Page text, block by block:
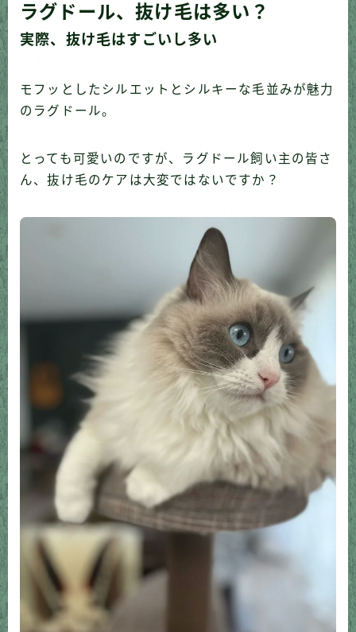
ラグドール、抜け毛は多い？
実際、抜け毛はすごいし多い
モフッとしたシルエットとシルキーな毛並みが魅力
のラグドール。
とっても可愛いのですが、ラグドール飼い主の皆さ
ん、抜け毛のケアは大変ではないですか？